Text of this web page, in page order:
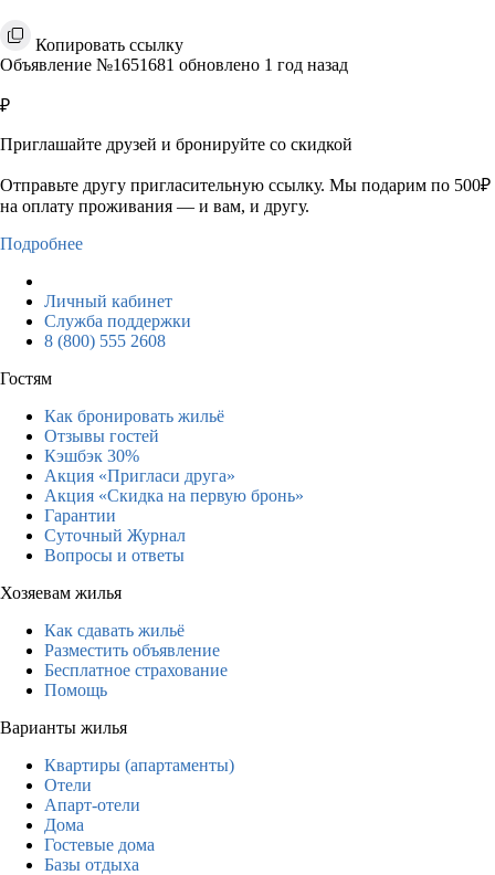
Копировать ссылку
Объявление №1651681 обновлено 1 год назад
₽
Приглашайте друзей и бронируйте со скидкой
Отправьте другу пригласительную ссылку. Мы подарим по 500₽
на оплату проживания — и вам, и другу.
Подробнее
Личный кабинет
Служба поддержки
8 (800) 555 2608
Гостям
Как бронировать жильё
Отзывы гостей
Кэшбэк 30%
Акция «Пригласи друга»
Акция «Скидка на первую бронь»
Гарантии
Суточный Журнал
Вопросы и ответы
Хозяевам жилья
Как сдавать жильё
Разместить объявление
Бесплатное страхование
Помощь
Варианты жилья
Квартиры (апартаменты)
Отели
Апарт-отели
Дома
Гостевые дома
Базы отдыха